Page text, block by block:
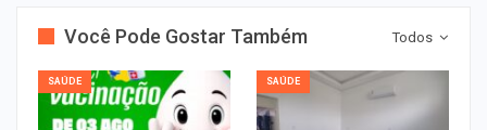
Todos
Você Pode Gostar Também
SAÚDE SAÚDE